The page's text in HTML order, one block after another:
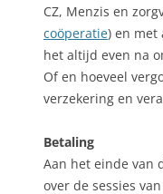
CZ, Menzis en
coöperatie) en met
het altijd even na
Of en hoeveel
verzekering en
Betaling
Aan het einde van
over de sessies